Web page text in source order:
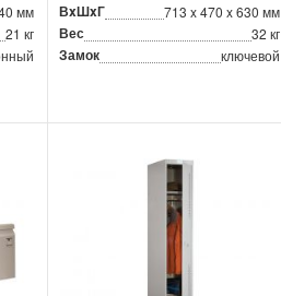
мм
21 кг
ВxШxГ 713 x 470 x 630 мм
Вес 32 кг
Замок ключевой